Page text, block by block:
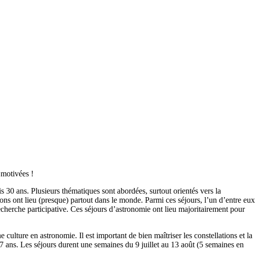
!
ans. Plusieurs thématiques sont abordées, surtout orientés vers la
ont lieu (presque) partout dans le monde. Parmi ces séjours, l’un d’entre eux
participative. Ces séjours d’astronomie ont lieu majoritairement pour
culture en astronomie. Il est important de bien maîtriser les constellations et la
Les séjours durent une semaines du 9 juillet au 13 août (5 semaines en